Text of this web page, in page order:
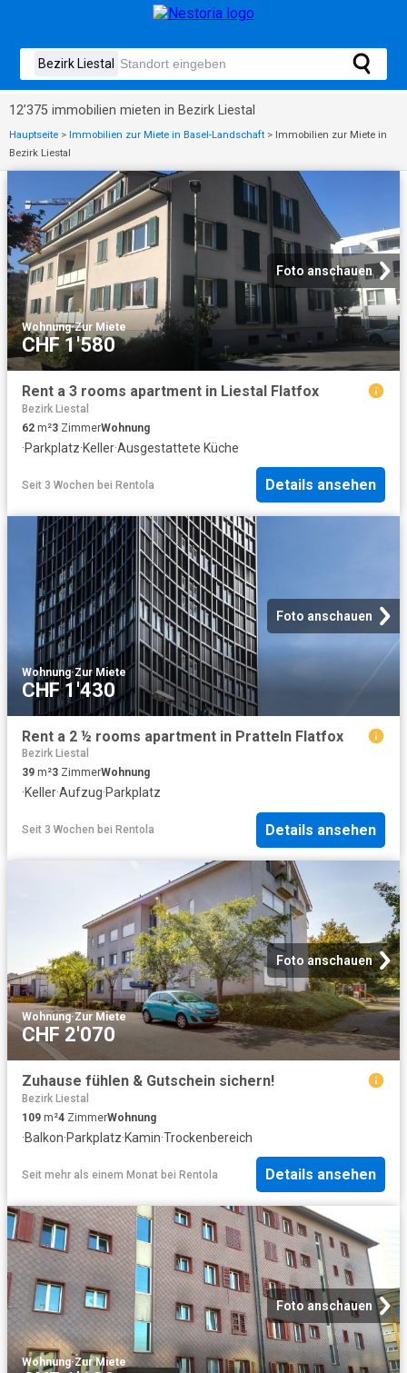
12’375 immobilien mieten in Bezirk Liestal
Hauptseite > Immobilien zur Miete in Basel-Landschaft > Immobilien zur Miete in
Bezirk Liestal
Foto anschauen
Wohnung·Zur Miete
CHF 1'580
Rent a 3 rooms apartment in Liestal Flatfox
Bezirk Liestal
62 m²3 ZimmerWohnung
·Parkplatz·Keller·Ausgestattete Küche
Seit 3 Wochen bei Rentola Details ansehen
Foto anschauen
Wohnung·Zur Miete
CHF 1'430
Rent a 2 ½ rooms apartment in Pratteln Flatfox
Bezirk Liestal
39 m²3 ZimmerWohnung
·Keller·Aufzug·Parkplatz
Seit 3 Wochen bei Rentola Details ansehen
Foto anschauen
Wohnung·Zur Miete
CHF 2'070
Zuhause fühlen & Gutschein sichern!
Bezirk Liestal
109 m²4 ZimmerWohnung
·Balkon·Parkplatz·Kamin·Trockenbereich
Seit mehr als einem Monat bei Rentola Details ansehen
Foto anschauen
Wohnung·Zur Miete